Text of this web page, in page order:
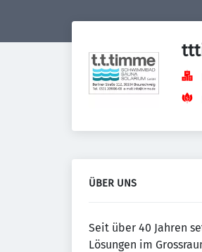
ÜBER UNS
Seit über 40 Jahren
Lösungen im